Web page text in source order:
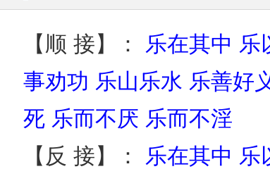
【顺 接】： 乐在其中 乐
事劝功 乐山乐水 乐善好
死 乐而不厌 乐而不淫
【反 接】： 乐在其中 乐